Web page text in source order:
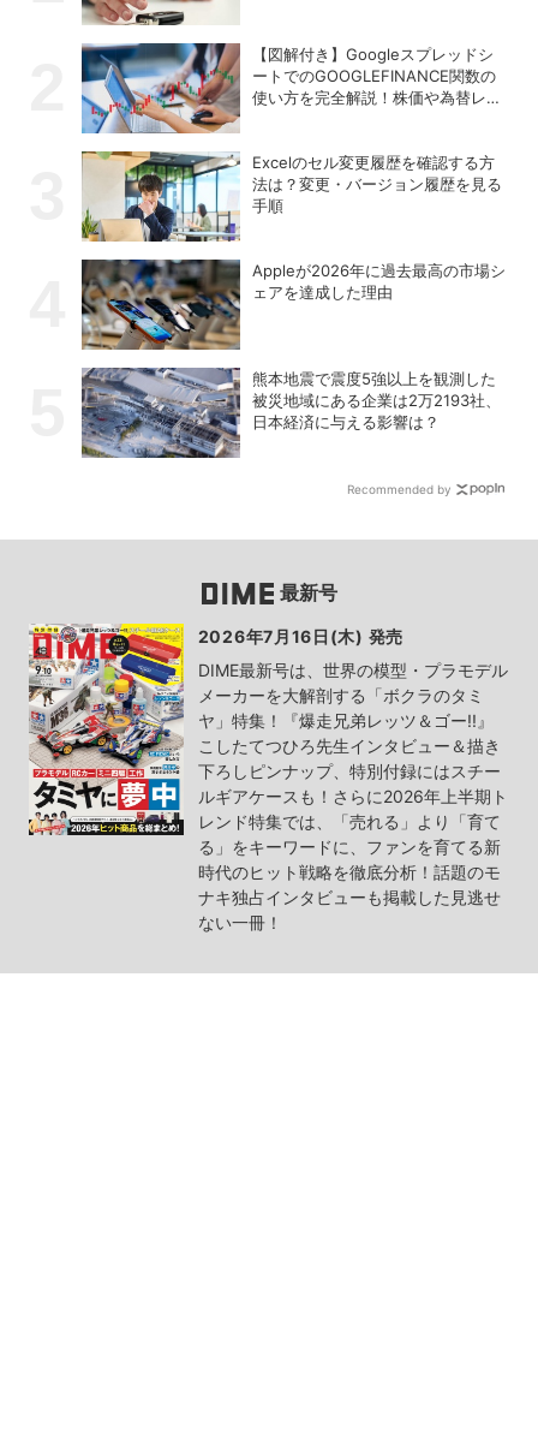
【図解付き】Googleスプレッドシ
ートでのGOOGLEFINANCE関数の
使い方を完全解説！株価や為替レー
Excelのセル変更履歴を確認する方
法は？変更・バージョン履歴を見る
手順
Appleが2026年に過去最⾼の市場シ
ェアを達成した理由
熊本地震で震度5強以上を観測した
被災地域にある企業は2万2193社、
日本経済に与える影響は？
Recommended by
最新号
2026年7月16日(木) 発売
DIME最新号は、世界の模型・プラモデル
メーカーを大解剖する「ボクラのタミ
ヤ」特集！『爆走兄弟レッツ＆ゴー!!』
こしたてつひろ先生インタビュー＆描き
下ろしピンナップ、特別付録にはスチー
ルギアケースも！さらに2026年上半期ト
レンド特集では、「売れる」より「育て
る」をキーワードに、ファンを育てる新
時代のヒット戦略を徹底分析！話題のモ
ナキ独占インタビューも掲載した見逃せ
ない一冊！